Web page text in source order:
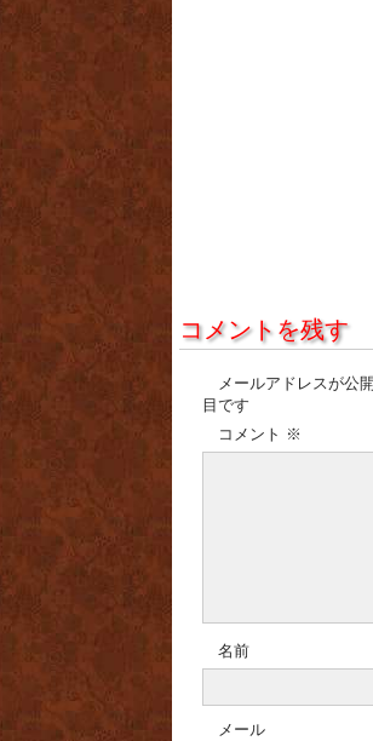
コメントを残す
メールアドレスが公
目です
コメント ※
名前
メール